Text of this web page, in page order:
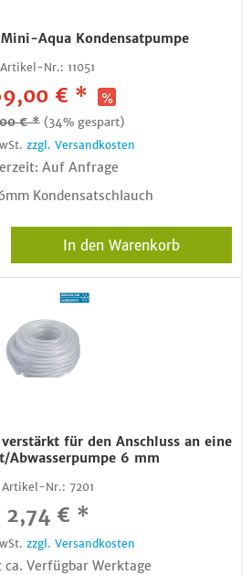
Aqua Kondensatpumpe
Artikel-Nr.: 11051
€ *
€ * (34% gespart)
zzgl. Versandkosten
Auf Anfrage
Kondensatschlauch
In den Warenkorb
für den Anschluss an eine
Abwasserpumpe 6 mm
Artikel-Nr.: 7201
2,74 € *
zzgl. Versandkosten
ca. Verfügbar Werktage